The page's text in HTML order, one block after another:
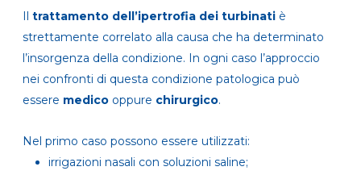
Il trattamento dell’ipertrofia dei turbinati è
strettamente correlato alla causa che ha determinato
l’insorgenza della condizione. In ogni caso l’approccio
nei confronti di questa condizione patologica può
essere medico oppure chirurgico.
Nel primo caso possono essere utilizzati:
irrigazioni nasali con soluzioni saline;